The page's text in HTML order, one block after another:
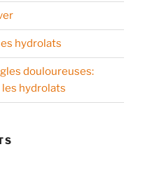
hydrolats
douloureuses:
hydrolats